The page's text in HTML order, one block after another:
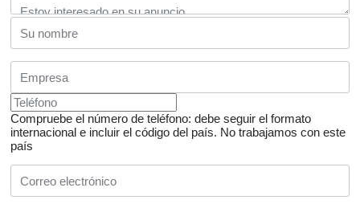
Compruebe el número de teléfono: debe seguir el formato
internacional e incluir el código del país. No trabajamos con este
país